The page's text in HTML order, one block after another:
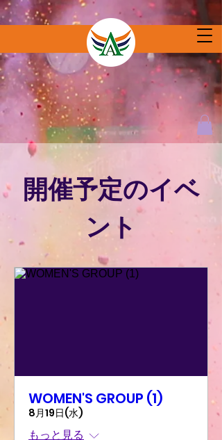
開催予定のイベ
ント
WOMEN'S GROUP (1)
8月19日(水)
もっと見る